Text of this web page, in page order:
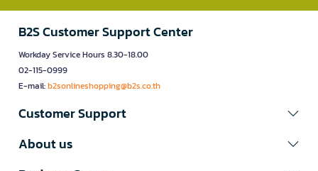
B2S Customer Support Center
Workday Service Hours 8.30-18.00
02-115-0999
E-mail:b2sonlineshopping@b2s.co.th
Customer Support
About us